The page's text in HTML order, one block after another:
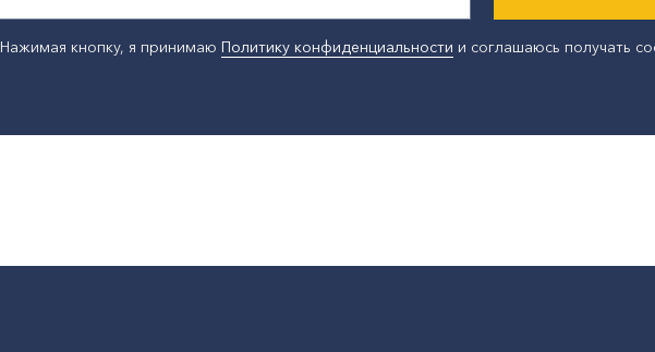
Нажимая кнопку, я принимаюПолитику конфиденциальности и соглашаюсь получать